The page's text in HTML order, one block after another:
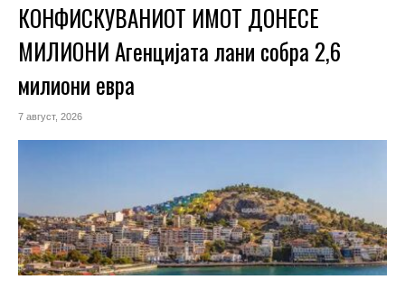
КОНФИСКУВАНИОТ ИМОТ ДОНЕСЕ
МИЛИОНИ Агенцијата лани собра 2,6
милиони евра
7 август, 2026